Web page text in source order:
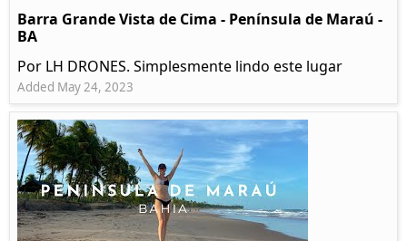
Barra Grande Vista de Cima - Península de Maraú -
BA
Por LH DRONES. Simplesmente lindo este lugar
Added May 24, 2023